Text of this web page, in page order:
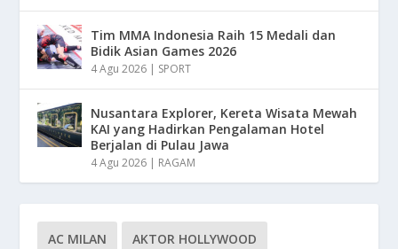
Tim MMA Indonesia Raih 15 Medali dan
Bidik Asian Games 2026
4 Agu 2026 | SPORT
Nusantara Explorer, Kereta Wisata Mewah
KAI yang Hadirkan Pengalaman Hotel
Berjalan di Pulau Jawa
4 Agu 2026 | RAGAM
AC MILAN AKTOR HOLLYWOOD